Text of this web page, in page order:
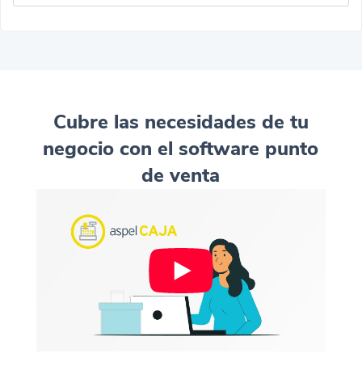
Cubre las necesidades de tu
negocio con el software punto
de venta